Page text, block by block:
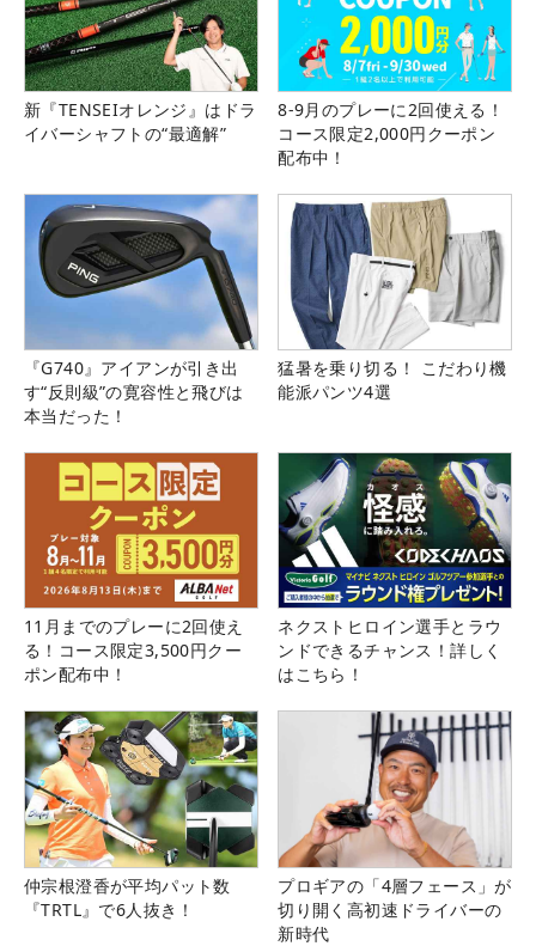
新『TENSEIオレンジ』はドラ
イバーシャフトの“最適解”
8-9月のプレーに2回使える！
コース限定2,000円クーポン
配布中！
『G740』アイアンが引き出
す“反則級”の寛容性と飛びは
本当だった！
猛暑を乗り切る！ こだわり機
能派パンツ4選
11月までのプレーに2回使え
る！コース限定3,500円クー
ポン配布中！
ネクストヒロイン選手とラウ
ンドできるチャンス！詳しく
はこちら！
仲宗根澄香が平均パット数
『TRTL』で6人抜き！
プロギアの「4層フェース」が
切り開く高初速ドライバーの
新時代